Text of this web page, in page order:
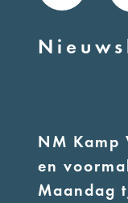
NM Kamp
en
Maandag